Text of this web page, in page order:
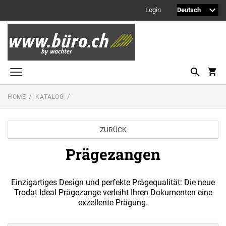
Login
Printy Textstempel
Taschenstempel
Professional Textstempel
Professional Datum- und Ziffernbandstempel
Printy Datumstempel
PRINTY LINE - DATUMSTEMPEL
Textplatten
HOME KATALOG
ZURÜCK
Prägezangen
Einzigartiges Design und perfekte Prägequalität: Die neue
Trodat Ideal Prägezange verleiht Ihren Dokumenten eine
exzellente Prägung.